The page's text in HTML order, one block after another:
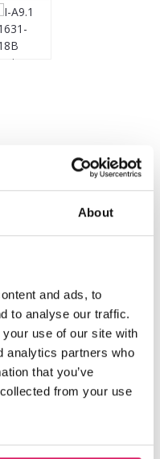
About
and ads, to
to analyse our traffic.
use of our site with
analytics partners who
that you’ve
from your use